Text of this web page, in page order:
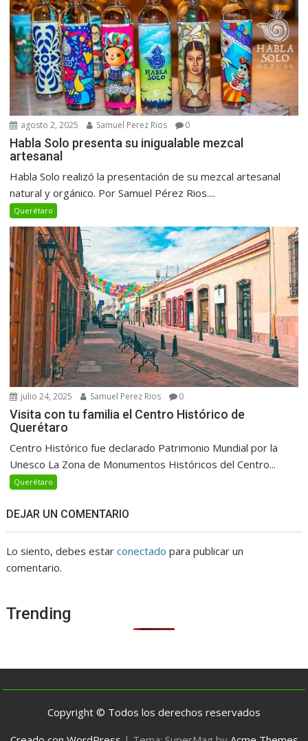
agosto 2, 2025 Samuel Perez Rios 0
Habla Solo presenta su inigualable mezcal
artesanal
Habla Solo realizó la presentación de su mezcal artesanal
natural y orgánico. Por Samuel Pérez Rios....
Querétaro
julio 24, 2025 Samuel Perez Rios 0
Visita con tu familia el Centro Histórico de
Querétaro
Centro Histórico fue declarado Patrimonio Mundial por la
Unesco La Zona de Monumentos Históricos del Centro...
Querétaro
DEJAR UN COMENTARIO
Lo siento, debes estarconectado para publicar un
comentario.
Trending
Copyright © Todos los derechos reservados